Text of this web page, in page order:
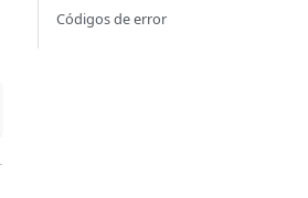
Códigos de error